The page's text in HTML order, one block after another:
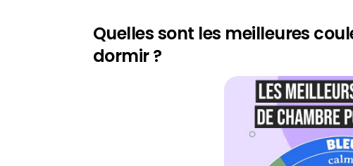
Quelles sont les meilleures
dormir ?